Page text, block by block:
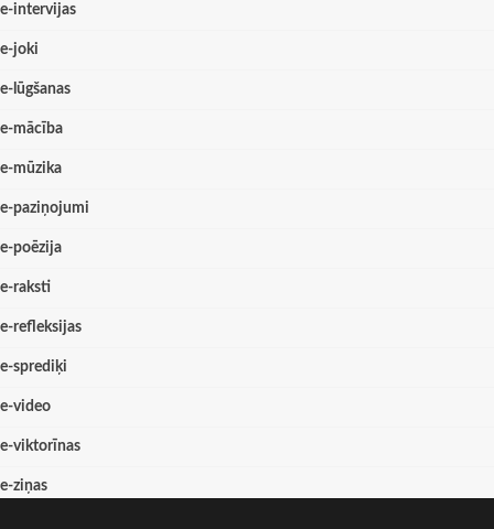
e-intervijas
e-joki
e-lūgšanas
e-mācība
e-mūzika
e-paziņojumi
e-poēzija
e-raksti
e-refleksijas
e-sprediķi
e-video
e-viktorīnas
e-ziņas